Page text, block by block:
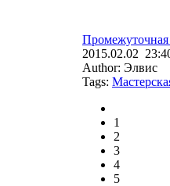
Промежуточная
2015.02.02
Author: Элвис
Tags:
1
2
3
4
5